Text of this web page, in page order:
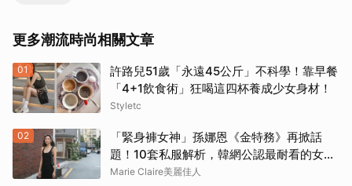
更多潮流時尚相關文章
01
許路兒51歲「永遠45公斤」不科學！靠早餐
「4+1飲食術」狂喝這四杯養成少女身材！
Styletc
02
「緊身褲女神」孫娜恩《金特務》再掀話
題！10套私服解析，韓網公認最耐看的女友
感穿搭
Marie Claire美麗佳人